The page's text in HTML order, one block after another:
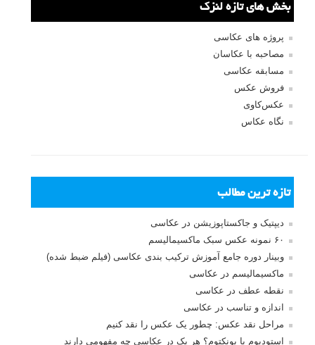
بخش های تازه لنزک
پروژه های عکاسی
مصاحبه با عکاسان
مسابقه عکاسی
فروش عکس
عکس‌کاوی
نگاه عکاس
تازه ترین مطالب
دیپتیک و جاکستا‌پوزیشن در عکاسی
۶۰ نمونه عکس سبک ماکسیمالیسم
وبینار دوره جامع آموزش ترکیب بندی عکاسی (فیلم ضبط شده)
ماکسیمالیسم در عکاسی
نقطه عطف در عکاسی
اندازه و تناسب در عکاسی
مراحل نقد عکس: چطور یک عکس را نقد کنیم
استودیوم یا پونکتوم؟ هر یک در عکاسی چه مفهومی دارند